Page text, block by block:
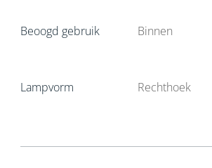
Beoogd gebruik Binnen
Lampvorm Rechthoek